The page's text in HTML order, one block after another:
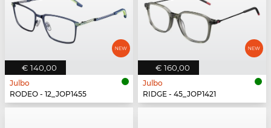
€ 140,00
Julbo
RODEO - 12_JOP1455
€ 160,00
Julbo
RIDGE - 45_JOP1421